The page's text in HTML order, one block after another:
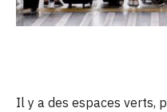
Il y a des espaces verts,